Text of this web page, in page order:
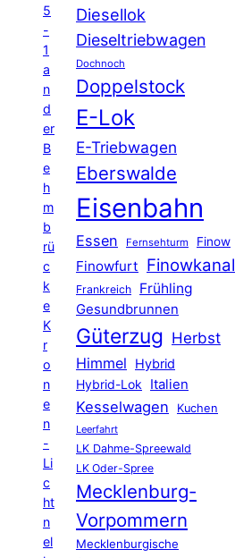
5
-
1
a
n
d
er
B
e
h
m
b
rü
c
k
e
K
r
o
n
e
n
-
Li
c
ht
n
el
Diesellok
Dieseltriebwagen
Dochnoch
Doppelstock
E-Lok
E-Triebwagen
Eberswalde
Eisenbahn
Essen Fernsehturm Finow
Finowfurt Finowkanal
Frankreich Frühling
Gesundbrunnen
Güterzug Herbst
Himmel
Hybrid
Hybrid-Lok Italien
Kesselwagen Kuchen
Leerfahrt
LK Dahme-Spreewald
LK Oder-Spree
Mecklenburg-
Vorpommern
Mecklenburgische